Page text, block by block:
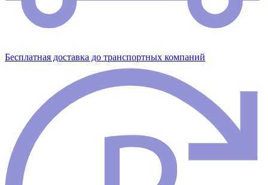
Бесплатная доставка до транспортных компаний